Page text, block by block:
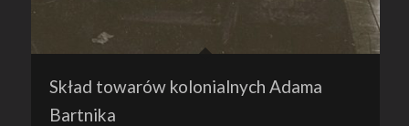
Skład towarów kolonialnych Adama
Bartnika